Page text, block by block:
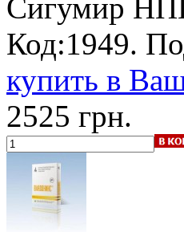
Сигумир
Код:1949.
купить в
2525 грн.